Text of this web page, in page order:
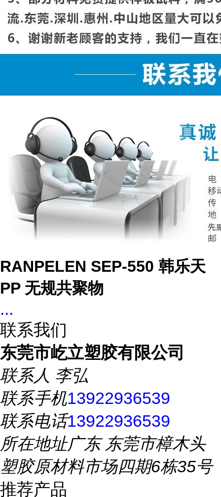
RANPELEN SEP-550 韩乐天
PP 无规共聚物
...
联系我们
东莞市屹立塑胶有限公司
联系人 李弘
联系手机13922936539
联系电话13922936539
所在地址广东 东莞市樟木头
塑胶原材料市场四期6栋35号
推荐产品